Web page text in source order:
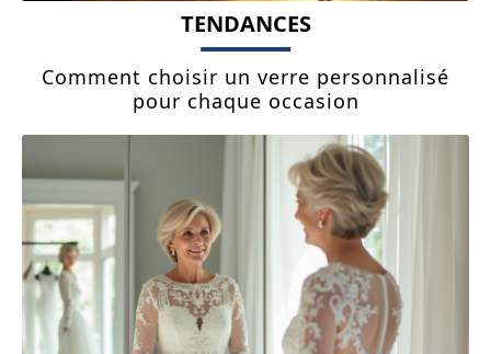
TENDANCES
Comment choisir un verre personnalisé
pour chaque occasion